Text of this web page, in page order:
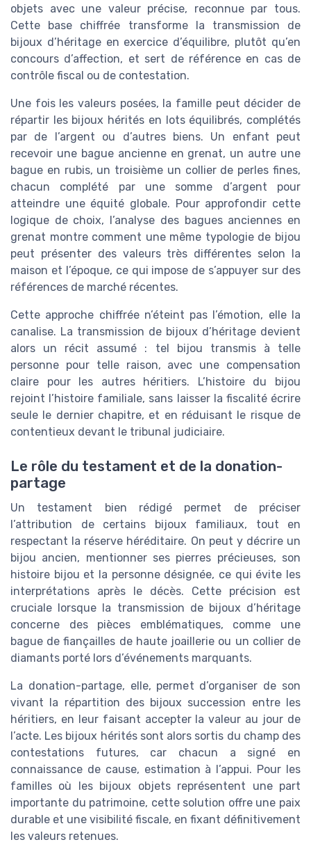
objets avec une valeur précise, reconnue par tous.
Cette base chiffrée transforme la transmission de
bijoux d’héritage en exercice d’équilibre, plutôt qu’en
concours d’affection, et sert de référence en cas de
contrôle fiscal ou de contestation.
Une fois les valeurs posées, la famille peut décider de
répartir les bijoux hérités en lots équilibrés, complétés
par de l’argent ou d’autres biens. Un enfant peut
recevoir une bague ancienne en grenat, un autre une
bague en rubis, un troisième un collier de perles fines,
chacun complété par une somme d’argent pour
atteindre une équité globale. Pour approfondir cette
logique de choix, l’analyse des bagues anciennes en
grenat montre comment une même typologie de bijou
peut présenter des valeurs très différentes selon la
maison et l’époque, ce qui impose de s’appuyer sur des
références de marché récentes.
Cette approche chiffrée n’éteint pas l’émotion, elle la
canalise. La transmission de bijoux d’héritage devient
alors un récit assumé : tel bijou transmis à telle
personne pour telle raison, avec une compensation
claire pour les autres héritiers. L’histoire du bijou
rejoint l’histoire familiale, sans laisser la fiscalité écrire
seule le dernier chapitre, et en réduisant le risque de
contentieux devant le tribunal judiciaire.
Le rôle du testament et de la donation-
partage
Un testament bien rédigé permet de préciser
l’attribution de certains bijoux familiaux, tout en
respectant la réserve héréditaire. On peut y décrire un
bijou ancien, mentionner ses pierres précieuses, son
histoire bijou et la personne désignée, ce qui évite les
interprétations après le décès. Cette précision est
cruciale lorsque la transmission de bijoux d’héritage
concerne des pièces emblématiques, comme une
bague de fiançailles de haute joaillerie ou un collier de
diamants porté lors d’événements marquants.
La donation-partage, elle, permet d’organiser de son
vivant la répartition des bijoux succession entre les
héritiers, en leur faisant accepter la valeur au jour de
l’acte. Les bijoux hérités sont alors sortis du champ des
contestations futures, car chacun a signé en
connaissance de cause, estimation à l’appui. Pour les
familles où les bijoux objets représentent une part
importante du patrimoine, cette solution offre une paix
durable et une visibilité fiscale, en fixant définitivement
les valeurs retenues.